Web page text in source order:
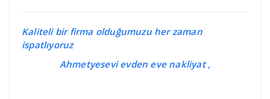
Kaliteli bir firma olduğumuzu her zaman
ispatlıyoruz
Ahmetyesevi evden eve nakliyat ,